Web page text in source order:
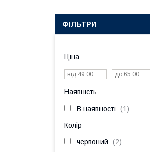
ФІЛЬТРИ
Ціна
Наявність
В наявності 1
Колір
червоний 2